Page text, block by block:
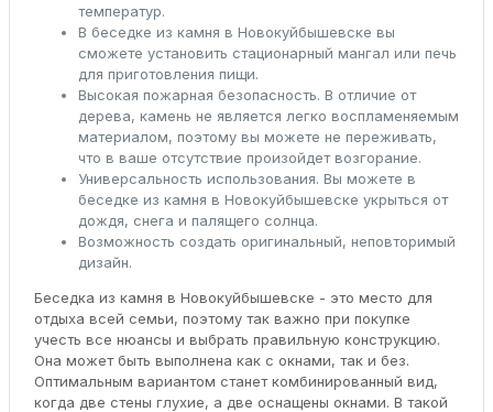
температур.
В беседке из камня в Новокуйбышевске вы
сможете установить стационарный мангал или печь
для приготовления пищи.
Высокая пожарная безопасность. В отличие от
дерева, камень не является легко воспламеняемым
материалом, поэтому вы можете не переживать,
что в ваше отсутствие произойдет возгорание.
Универсальность использования. Вы можете в
беседке из камня в Новокуйбышевске укрыться от
дождя, снега и палящего солнца.
Возможность создать оригинальный, неповторимый
дизайн.
Беседка из камня в Новокуйбышевске - это место для
отдыха всей семьи, поэтому так важно при покупке
учесть все нюансы и выбрать правильную конструкцию.
Она может быть выполнена как с окнами, так и без.
Оптимальным вариантом станет комбинированный вид,
когда две стены глухие, а две оснащены окнами. В такой